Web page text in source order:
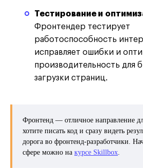
Тестирование и
Фронтендер тестирует
работоспособность
исправляет ошибки и
производительность для
загрузки страниц.
Фронтенд — отличное направление
хотите писать код и сразу видеть
дорога во фронтенд-разработчики.
сфере можно на курсе Skillbox